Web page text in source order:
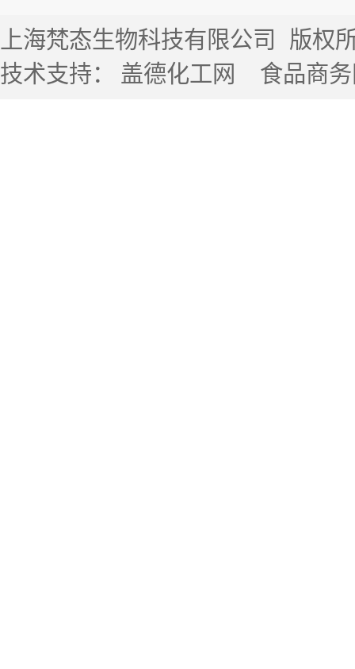
上海梵态生物科技有限公司
版权
技术支持： 盖德化工网 食品商